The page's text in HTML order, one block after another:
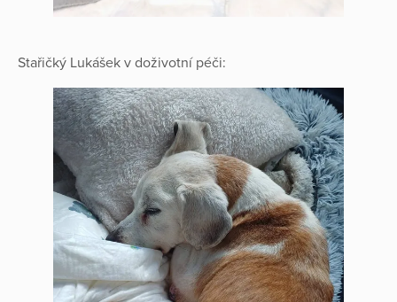
Stařičký Lukášek v doživotní péči: